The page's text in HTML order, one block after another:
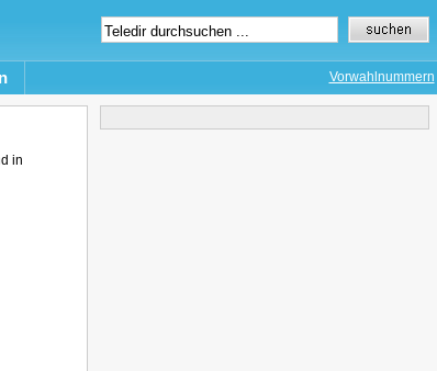
Vorwahlnummern
in